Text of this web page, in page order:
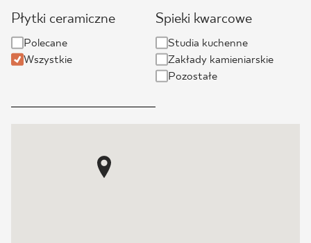
GDZIE KUPIĆ
O NAS
Płytki ceramiczne
Polecane
Wszystkie
Spieki kwarcowe
Studia kuchenne
Zakłady kamieniarskie
Pozostałe